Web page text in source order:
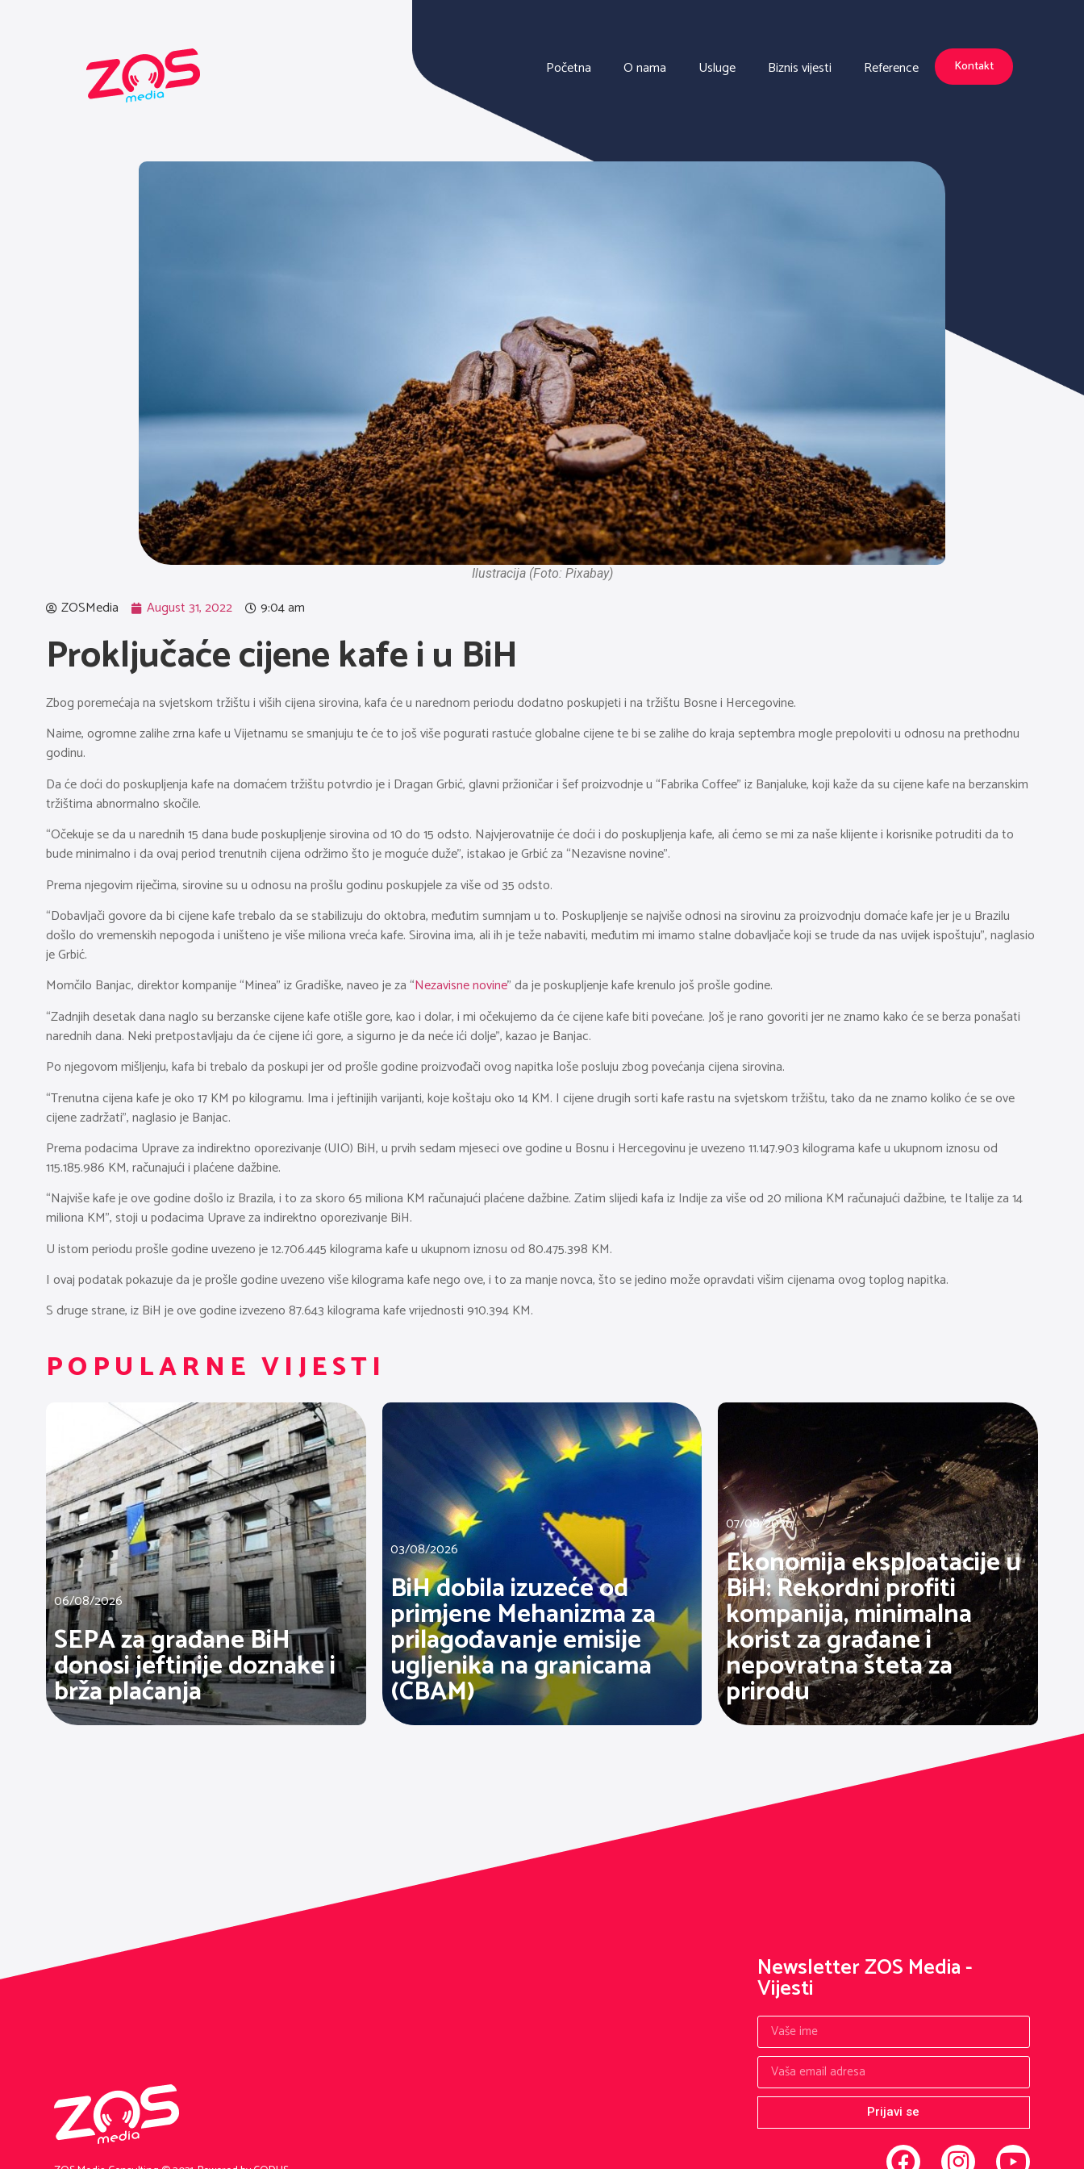
Početna O nama Usluge Biznis vijesti Reference Kontakt
Ilustracija (Foto: Pixabay)
ZOSMedia August 31, 2022 9:04 am
Proključaće cijene kafe i u BiH
Zbog poremećaja na svjetskom tržištu i viših cijena sirovina, kafa će u narednom periodu dodatno poskupjeti i na tržištu Bosne i Hercegovine.
Naime, ogromne zalihe zrna kafe u Vijetnamu se smanjuju te će to još više pogurati rastuće globalne cijene te bi se zalihe do kraja septembra mogle prepoloviti u odnosu na prethodnu
godinu.
Da će doći do poskupljenja kafe na domaćem tržištu potvrdio je i Dragan Grbić, glavni pržioničar i šef proizvodnje u “Fabrika Coffee” iz Banjaluke, koji kaže da su cijene kafe na berzanskim
tržištima abnormalno skočile.
“Očekuje se da u narednih 15 dana bude poskupljenje sirovina od 10 do 15 odsto. Najvjerovatnije će doći i do poskupljenja kafe, ali ćemo se mi za naše klijente i korisnike potruditi da to
bude minimalno i da ovaj period trenutnih cijena održimo što je moguće duže”, istakao je Grbić za “Nezavisne novine”.
Prema njegovim riječima, sirovine su u odnosu na prošlu godinu poskupjele za više od 35 odsto.
“Dobavljači govore da bi cijene kafe trebalo da se stabilizuju do oktobra, međutim sumnjam u to. Poskupljenje se najviše odnosi na sirovinu za proizvodnju domaće kafe jer je u Brazilu
došlo do vremenskih nepogoda i uništeno je više miliona vreća kafe. Sirovina ima, ali ih je teže nabaviti, međutim mi imamo stalne dobavljače koji se trude da nas uvijek ispoštuju”, naglasio
je Grbić.
Momčilo Banjac, direktor kompanije “Minea” iz Gradiške, naveo je za “Nezavisne novine” da je poskupljenje kafe krenulo još prošle godine.
“Zadnjih desetak dana naglo su berzanske cijene kafe otišle gore, kao i dolar, i mi očekujemo da će cijene kafe biti povećane. Još je rano govoriti jer ne znamo kako će se berza ponašati
narednih dana. Neki pretpostavljaju da će cijene ići gore, a sigurno je da neće ići dolje”, kazao je Banjac.
Po njegovom mišljenju, kafa bi trebalo da poskupi jer od prošle godine proizvođači ovog napitka loše posluju zbog povećanja cijena sirovina.
“Trenutna cijena kafe je oko 17 KM po kilogramu. Ima i jeftinijih varijanti, koje koštaju oko 14 KM. I cijene drugih sorti kafe rastu na svjetskom tržištu, tako da ne znamo koliko će se ove
cijene zadržati”, naglasio je Banjac.
Prema podacima Uprave za indirektno oporezivanje (UIO) BiH, u prvih sedam mjeseci ove godine u Bosnu i Hercegovinu je uvezeno 11.147.903 kilograma kafe u ukupnom iznosu od
115.185.986 KM, računajući i plaćene dažbine.
“Najviše kafe je ove godine došlo iz Brazila, i to za skoro 65 miliona KM računajući plaćene dažbine. Zatim slijedi kafa iz Indije za više od 20 miliona KM računajući dažbine, te Italije za 14
miliona KM”, stoji u podacima Uprave za indirektno oporezivanje BiH.
U istom periodu prošle godine uvezeno je 12.706.445 kilograma kafe u ukupnom iznosu od 80.475.398 KM.
I ovaj podatak pokazuje da je prošle godine uvezeno više kilograma kafe nego ove, i to za manje novca, što se jedino može opravdati višim cijenama ovog toplog napitka.
S druge strane, iz BiH je ove godine izvezeno 87.643 kilograma kafe vrijednosti 910.394 KM.
POPULARNE VIJESTI
06/08/2026
SEPA za građane BiH
donosi jeftinije doznake i
brža plaćanja
03/08/2026
BiH dobila izuzeće od
primjene Mehanizma za
prilagođavanje emisije
ugljenika na granicama
(CBAM)
07/08/2026
Ekonomija eksploatacije u
BiH: Rekordni profiti
kompanija, minimalna
korist za građane i
nepovratna šteta za
prirodu
Newsletter ZOS Media -
Vijesti
Prijavi se